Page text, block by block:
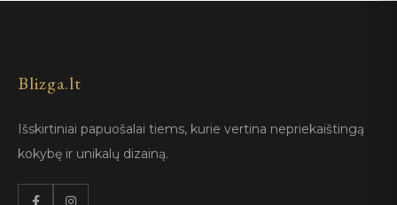
Blizga.lt
Išskirtiniai papuošalai tiems, kurie vertina nepriekaištingą
kokybę ir unikalų dizainą.